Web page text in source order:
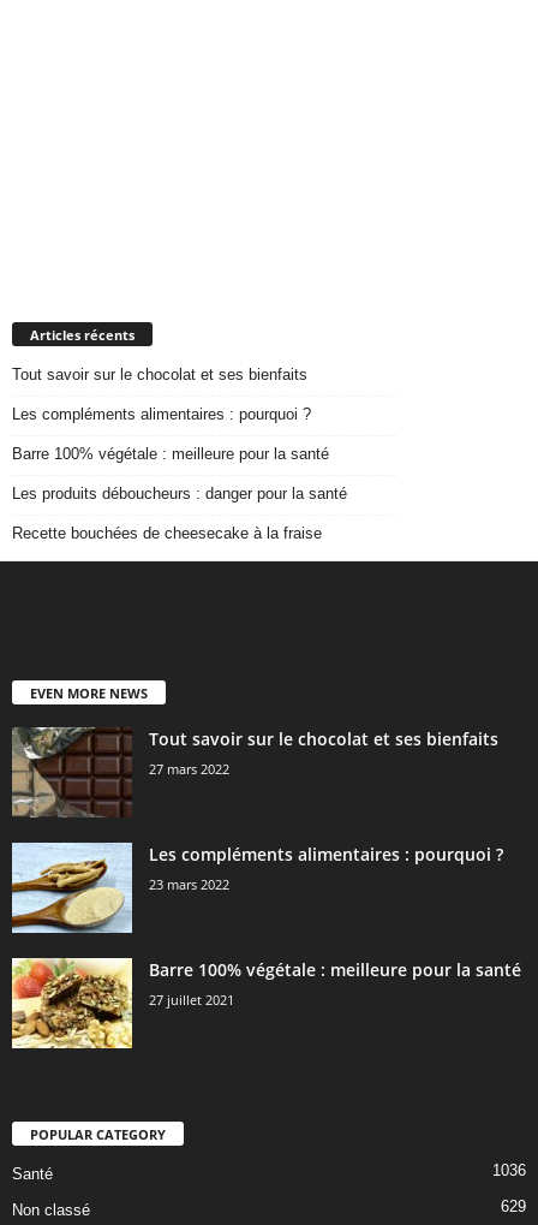
Articles récents
Tout savoir sur le chocolat et ses bienfaits
Les compléments alimentaires : pourquoi ?
Barre 100% végétale : meilleure pour la santé
Les produits déboucheurs : danger pour la santé
Recette bouchées de cheesecake à la fraise
EVEN MORE NEWS
Tout savoir sur le chocolat et ses bienfaits
27 mars 2022
Les compléments alimentaires : pourquoi ?
23 mars 2022
Barre 100% végétale : meilleure pour la santé
27 juillet 2021
POPULAR CATEGORY
Santé 1036
Non classé 629